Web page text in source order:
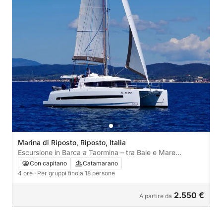
Marina di Riposto, Riposto, Italia
Escursione in Barca a Taormina – tra Baie e Mare
Cristallino
Con capitano
Catamarano
4 ore · Per gruppi fino a 18 persone
A partire da 2.550 €